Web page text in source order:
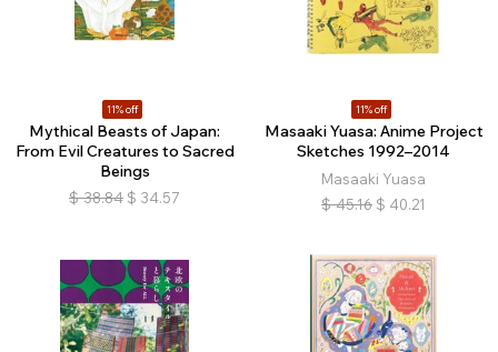
11% off
Mythical Beasts of Japan:
From Evil Creatures to Sacred
Beings
$ 38.84 $ 34.57
11% off
Masaaki Yuasa: Anime Project
Sketches 1992–2014
Masaaki Yuasa
$ 45.16 $ 40.21